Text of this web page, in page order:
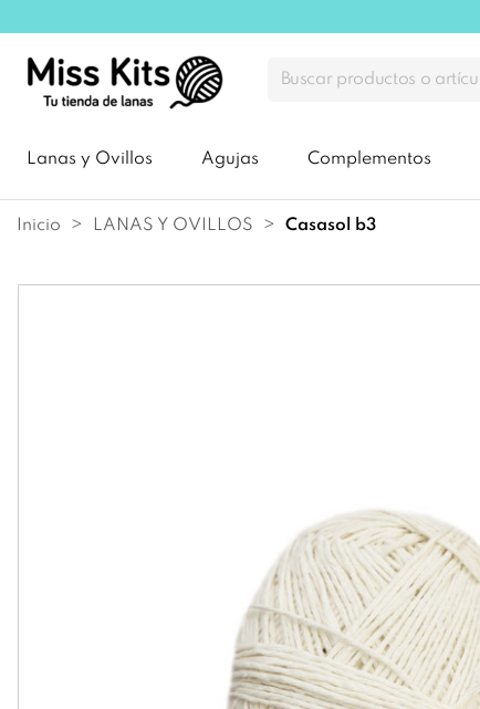
Lanas y Ovillos Agujas Complementos
Inicio LANAS Y OVILLOS casasol b3